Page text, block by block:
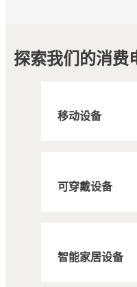
探索我们的消费
移动设备
可穿戴设备
智能家居设备